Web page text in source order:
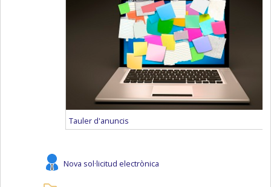
Tauler d'anuncis
Nova sol·licitud electrònica